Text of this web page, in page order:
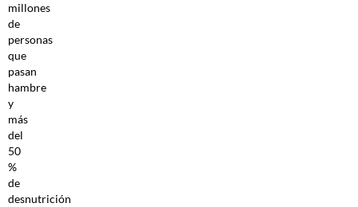
millones
de
personas
que
pasan
hambre
y
más
del
50
%
de
desnutrición